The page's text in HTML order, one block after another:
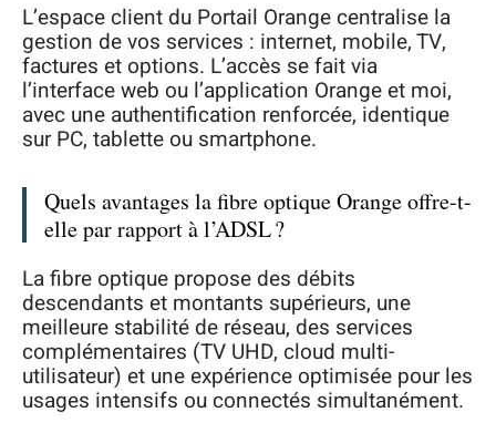
L’espace client du Portail Orange centralise la
gestion de vos services : internet, mobile, TV,
factures et options. L’accès se fait via
l’interface web ou l’application Orange et moi,
avec une authentification renforcée, identique
sur PC, tablette ou smartphone.
Quels avantages la fibre optique Orange offre-t-
elle par rapport à l’ADSL ?
La fibre optique propose des débits
descendants et montants supérieurs, une
meilleure stabilité de réseau, des services
complémentaires (TV UHD, cloud multi-
utilisateur) et une expérience optimisée pour les
usages intensifs ou connectés simultanément.